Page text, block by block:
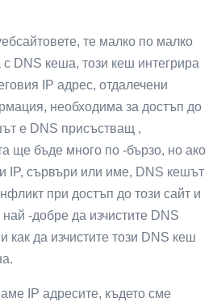
те малко по малко
DNS кеша, този кеш интегрира
IP адрес, отдалечени
необходима за достъп до
е DNS присъстващ ,
ще бъде много по -бързо, но ако
IP, сървъри или име, DNS кешът
при достъп до този сайт и
-добре да изчистите DNS
да изчистите този DNS кеш
IP адресите, където сме